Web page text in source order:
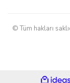
© Tüm hakları